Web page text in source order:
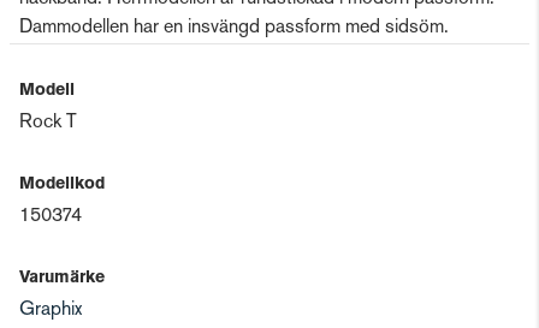
Dammodellen har en insvängd passform med sidsöm.
Modell
Rock T
Modellkod
150374
Varumärke
Graphix